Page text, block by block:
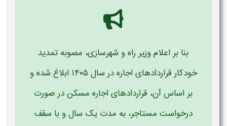
بنا بر اعلام وزیر راه و شهرسازی، مصوبه تمدید
خودکار قراردادهای اجاره در سال ۱۴۰۵ ابلاغ شده و
بر اساس آن، قراردادهای اجاره مسکن در صورت
درخواست مستاجر، به مدت یک سال و با سقف